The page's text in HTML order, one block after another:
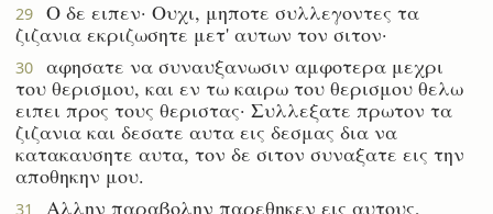
29
Ο δε ειπεν· Ουχι, μηποτε συλλεγοντες τα
ζιζανια εκριζωσητε μετ' αυτων τον σιτον·
30
αφησατε να συναυξανωσιν αμφοτερα μεχρι
του θερισμου, και εν τω καιρω του θερισμου θελω
ειπει προς τους θεριστας· Συλλεξατε πρωτον τα
ζιζανια και δεσατε αυτα εις δεσμας δια να
κατακαυσητε αυτα, τον δε σιτον συναξατε εις την
αποθηκην μου.
31
Αλλην παραβολην παρεθηκεν εις αυτους,